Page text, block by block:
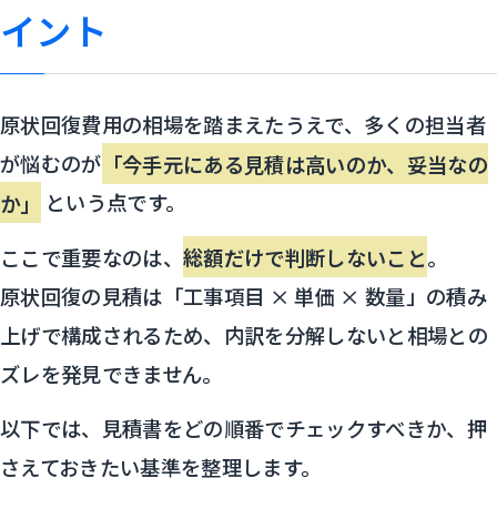
イント
原状回復費用の相場を踏まえたうえで、多くの担当者
が悩むのが 「今手元にある見積は高いのか、妥当なの
か」
という点です。
ここで重要なのは、総額だけで判断しないこと。
原状回復の見積は「工事項目 × 単価 × 数量」の積み
上げで構成されるため、内訳を分解しないと相場との
ズレを発見できません。
以下では、見積書をどの順番でチェックすべきか、押
さえておきたい基準を整理します。